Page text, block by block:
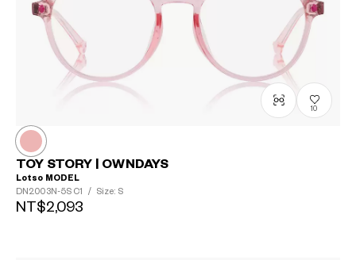
10
TOY STORY | OWNDAYS
Lotso MODEL
DN2003N-5S C1 / Size: S
NT$2,093